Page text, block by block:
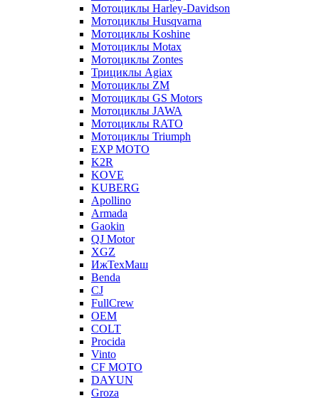
Мотоциклы Harley-Davidson
Мотоциклы Husqvarna
Мотоциклы Koshine
Мотоциклы Motax
Мотоциклы Zontes
Трициклы Agiax
Мотоциклы ZM
Мотоциклы GS Motors
Мотоциклы JAWA
Мотоциклы RATO
Мотоциклы Triumph
EXP MOTO
K2R
KOVE
KUBERG
Apollino
Armada
Gaokin
QJ Motor
XGZ
ИжТехМаш
Benda
CJ
FullCrew
OEM
COLT
Procida
Vinto
CF MOTO
DAYUN
Groza